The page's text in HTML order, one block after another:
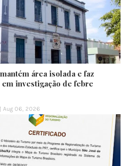
área isolada e faz
investigação de febre
Aug 06, 2026